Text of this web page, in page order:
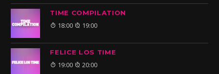
TIME COMPILATION
18:00 19:00
FELICE LOS TIME
19:00 20:00